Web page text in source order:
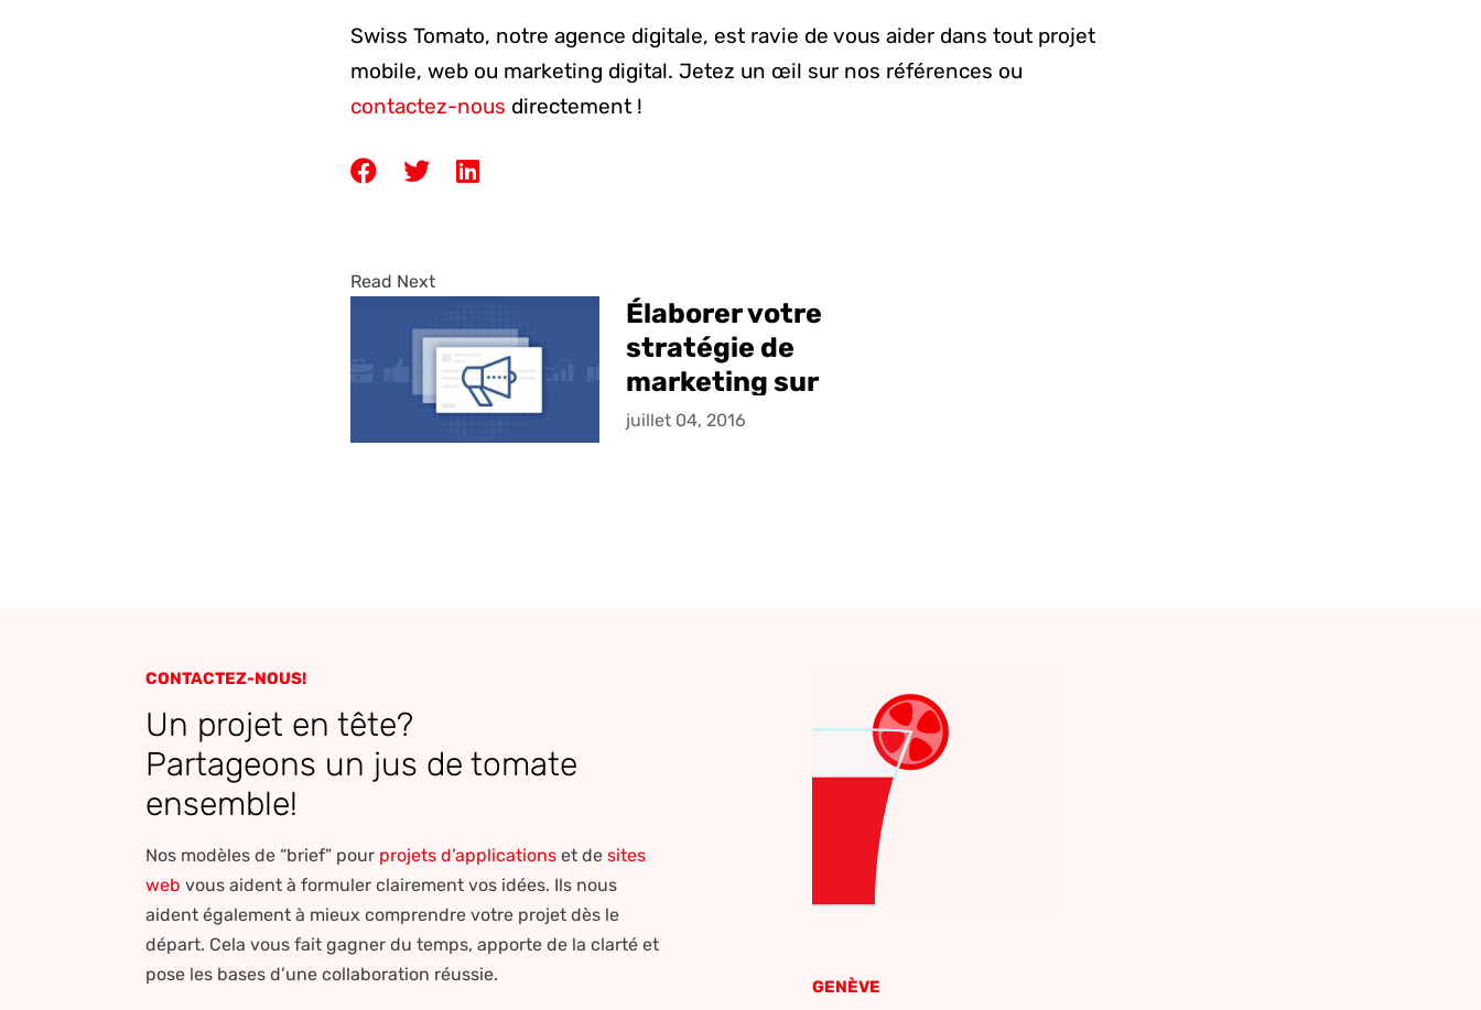
Swiss Tomato, notre agence digitale, est ravie de vous aider dans tout projet
mobile, web ou marketing digital. Jetez un œil sur nos références ou
contactez-nous directement !
Read Next
Élaborer votre
stratégie de
marketing sur
Facebook
juillet 04, 2016
CONTACTEZ-NOUS!
Un projet en tête?
Partageons un jus de tomate
ensemble!
Nos modèles de “brief” pour projets d’applications et de sites
web vous aident à formuler clairement vos idées. Ils nous
aident également à mieux comprendre votre projet dès le
départ. Cela vous fait gagner du temps, apporte de la clarté et
pose les bases d’une collaboration réussie.
GENÈVE